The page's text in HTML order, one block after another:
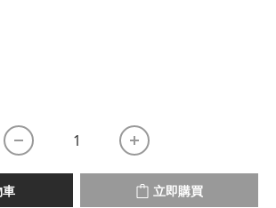
車 立即購買